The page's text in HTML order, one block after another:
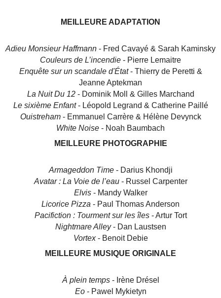
MEILLEURE ADAPTATION
Adieu Monsieur Haffmann - Fred Cavayé & Sarah Kaminsky
Couleurs de L’incendie - Pierre Lemaitre
Enquête sur un scandale d'État- Thierry de Peretti &
Jeanne Aptekman
La Nuit Du 12- Dominik Moll & Gilles Marchand
Le sixième Enfant- Léopold Legrand & Catherine Paillé
Ouistreham- Emmanuel Carrère & Hélène Devynck
White Noise - Noah Baumbach
MEILLEURE PHOTOGRAPHIE
Armageddon Time - Darius Khondji
Avatar : La Voie de l’eau - Russel Carpenter
Elvis- Mandy Walker
Licorice Pizza - Paul Thomas Anderson
Pacifiction : Tourment sur les îles - Artur Tort
Nightmare Alley- Dan Laustsen
Vortex- Benoit Debie
MEILLEURE MUSIQUE ORIGINALE
À plein temps- Irène Drésel
Eo- Pawel Mykietyn